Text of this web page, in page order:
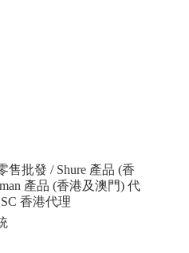
售批發 / Shure 產品 (香
產品 (香港及澳門) 代
香港代理